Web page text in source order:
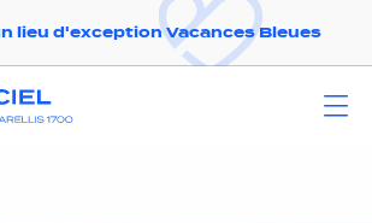
lieu d'exception Vacances Bleues